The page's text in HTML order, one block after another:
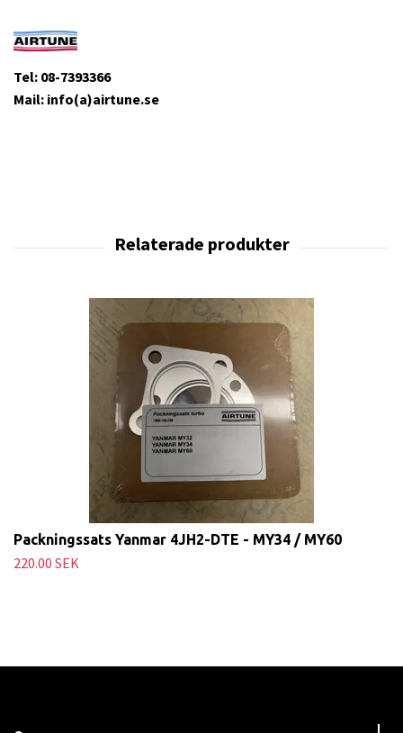
Tel: 08-7393366
Mail: info(a)airtune.se
Packningssats Yanmar 4JH2-DTE - MY34 / MY60
220.00 SEK